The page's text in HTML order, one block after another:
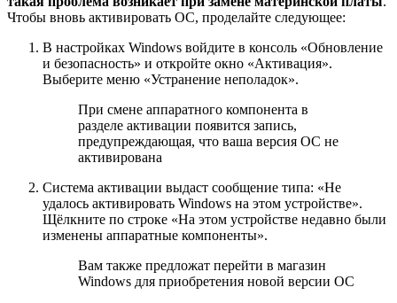
Чтобы вновь активировать ОС, проделайте следующее:
В настройках Windows войдите в консоль «Обновление
и безопасность» и откройте окно «Активация».
Выберите меню «Устранение неполадок».
При смене аппаратного компонента в
разделе активации появится запись,
предупреждающая, что ваша версия ОС не
активирована
Система активации выдаст сообщение типа: «Не
удалось активировать Windows на этом устройстве».
Щёлкните по строке «На этом устройстве недавно были
изменены аппаратные компоненты».
Вам также предложат перейти в магазин
Windows для приобретения новой версии ОС